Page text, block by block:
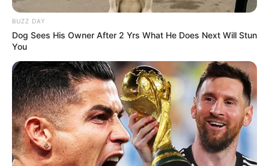
BUZZ DAY
Dog Sees His Owner After 2 Yrs What He Does Next Will Stun
You